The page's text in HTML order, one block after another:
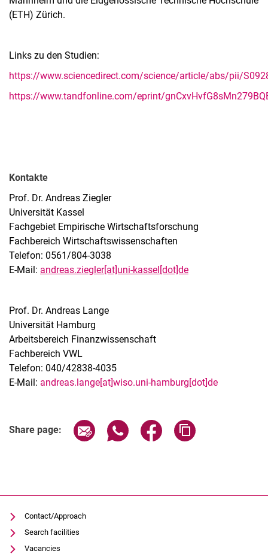
(ETH) Zürich.
Links zu den Studien:
https://www.sciencedirect.com/science/article/abs/pii/
https://www.tandfonline.com/eprint/
Kontakte
Prof. Dr. Andreas Ziegler
Universität Kassel
Fachgebiet Empirische Wirtschaftsforschung
Fachbereich Wirtschaftswissenschaften
Telefon: 0561/804-3038
E-Mail: andreas.ziegler[at]uni-kassel[dot]de
Prof. Dr. Andreas Lange
Universität Hamburg
Arbeitsbereich Finanzwissenschaft
Fachbereich VWL
Telefon: 040/42838-4035
E-Mail: andreas.lange[at]wiso.uni-hamburg[dot]de
Share page: Share page via email
Share page via WhatsApp
Share page via
Contact/Approach
Search facilities
Vacancies